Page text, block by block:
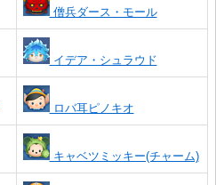
僧兵ダース・モール
イデア・シュラウド
ロバ耳ピノキオ
キャベツミッキー(チャーム)